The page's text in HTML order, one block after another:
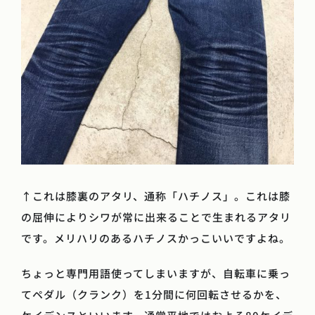
↑これは膝裏のアタリ、通称「ハチノス」。これは膝
の屈伸によりシワが常に出来ることで生まれるアタリ
です。メリハリのあるハチノスかっこいいですよね。
ちょっと専門用語使ってしまいますが、自転車に乗っ
てペダル（クランク）を1分間に何回転させるかを、